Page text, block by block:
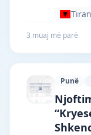
3 muaj më parë
Punë